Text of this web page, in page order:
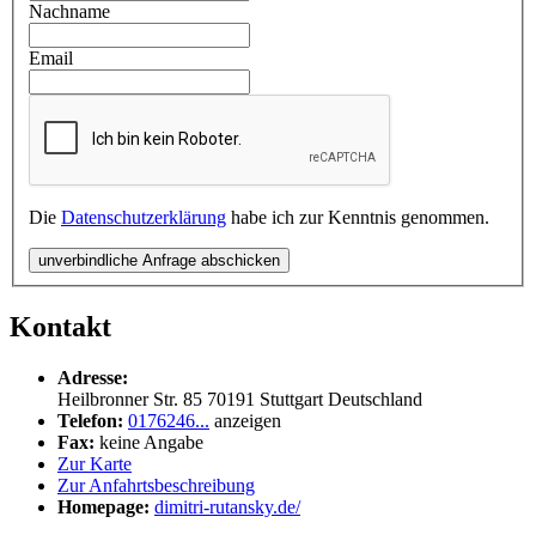
Nachname
Email
Die Datenschutzerklärung habe ich zur Kenntnis genommen.
unverbindliche Anfrage abschicken
Kontakt
Adresse:
Heilbronner Str. 85 70191 Stuttgart Deutschland
Telefon: 0176246... anzeigen
Fax: keine Angabe
Zur Karte
Zur Anfahrtsbeschreibung
Homepage: dimitri-rutansky.de/